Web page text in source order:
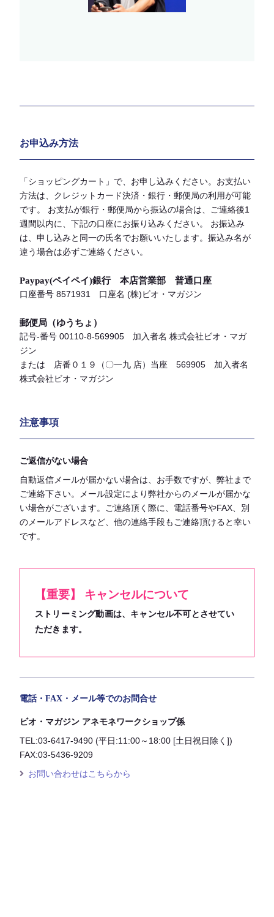
お申込み方法
「ショッピングカート」で、お申し込みください。お支払い
方法は、クレジットカード決済・銀行・郵便局の利用が可能
です。 お支払が銀行・郵便局から振込の場合は、ご連絡後1
週間以内に、下記の口座にお振り込みください。 お振込み
は、申し込みと同一の氏名でお願いいたします。振込み名が
違う場合は必ずご連絡ください。
Paypay(ペイペイ)銀行 本店営業部 普通口座
口座番号 8571931 口座名 (株)ビオ・マガジン
郵便局（ゆうちょ）
記号-番号 00110-8-569905 加入者名 株式会社ビオ・マガ
ジン
または 店番０１９（〇一九 店）当座 569905 加入者名
株式会社ビオ・マガジン
注意事項
ご返信がない場合
自動返信メールが届かない場合は、お手数ですが、弊社まで
ご連絡下さい。メール設定により弊社からのメールが届かな
い場合がございます。ご連絡頂く際に、電話番号やFAX、別
のメールアドレスなど、他の連絡手段もご連絡頂けると幸い
です。
【重要】 キャンセルについて
ストリーミング動画は、キャンセル不可とさせてい
ただきます。
電話・FAX・メール等でのお問合せ
ビオ・マガジン アネモネワークショップ係
TEL:03-6417-9490 (平日:11:00～18:00 [土日祝日除く])
FAX:03-5436-9209
お問い合わせはこちらから